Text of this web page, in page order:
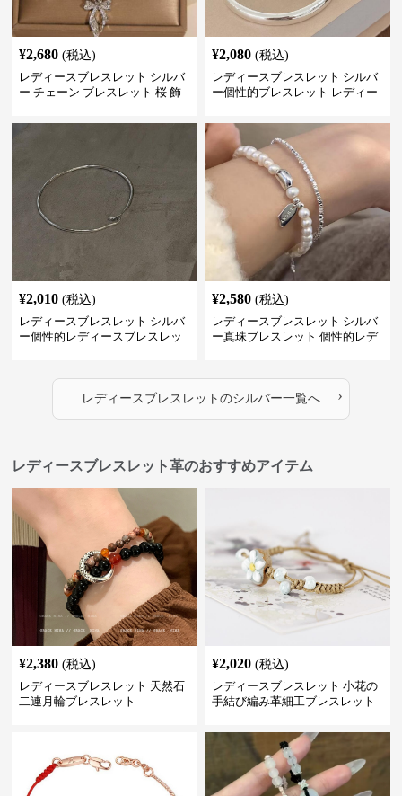
¥2,680 (税込)
レディースブレスレット シルバ
ー チェーン ブレスレット 桜 飾
¥2,080 (税込)
レディースブレスレット シルバ
ー個性的ブレスレット レディー
¥2,010 (税込)
レディースブレスレット シルバ
ー個性的レディースブレスレッ
¥2,580 (税込)
レディースブレスレット シルバ
ー真珠ブレスレット 個性的レデ
レディースブレスレット のシルバー一覧へ ›
レディースブレスレット革のおすすめアイテム
¥2,380 (税込)
レディースブレスレット 天然石
二連月輪ブレスレット
¥2,020 (税込)
レディースブレスレット 小花の
手結び編み革細工ブレスレット